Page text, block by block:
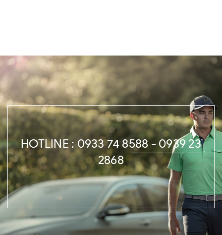
HOTLINE : 0933 74 8588 - 0939 23
2868